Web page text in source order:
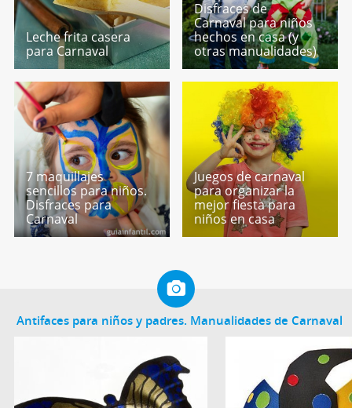
Leche frita casera
para Carnaval
Disfraces de
Carnaval para niños
hechos en casa (y
otras manualidades)
7 maquillajes
sencillos para niños.
Disfraces para
Carnaval
Juegos de carnaval
para organizar la
mejor fiesta para
niños en casa
Antifaces para niños y padres. Manualidades de Carnaval